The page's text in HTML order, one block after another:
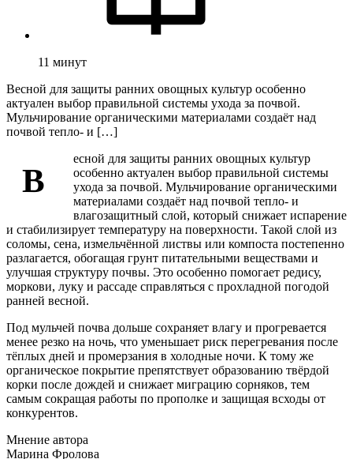
11 минут
Весной для защиты ранних овощных культур особенно
актуален выбор правильной системы ухода за почвой.
Мульчирование органическими материалами создаёт над
почвой тепло- и […]
В
есной для защиты ранних овощных культур
особенно актуален выбор правильной системы
ухода за почвой. Мульчирование органическими
материалами создаёт над почвой тепло- и
влагозащитный слой, который снижает испарение
и стабилизирует температуру на поверхности. Такой слой из
соломы, сена, измельчённой листвы или компоста постепенно
разлагается, обогащая грунт питательными веществами и
улучшая структуру почвы. Это особенно помогает редису,
моркови, луку и рассаде справляться с прохладной погодой
ранней весной.
Под мульчей почва дольше сохраняет влагу и прогревается
менее резко на ночь, что уменьшает риск перегревания после
тёплых дней и промерзания в холодные ночи. К тому же
органическое покрытие препятствует образованию твёрдой
корки после дождей и снижает миграцию сорняков, тем
самым сокращая работы по прополке и защищая всходы от
конкурентов.
Мнение автора
Марина Фролова